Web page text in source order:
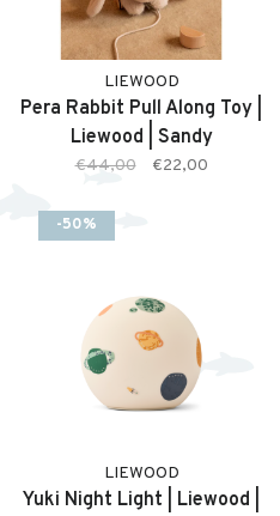
LIEWOOD
Pera Rabbit Pull Along Toy |
Liewood | Sandy
€44,00 €22,00
-50%
LIEWOOD
Yuki Night Light | Liewood |